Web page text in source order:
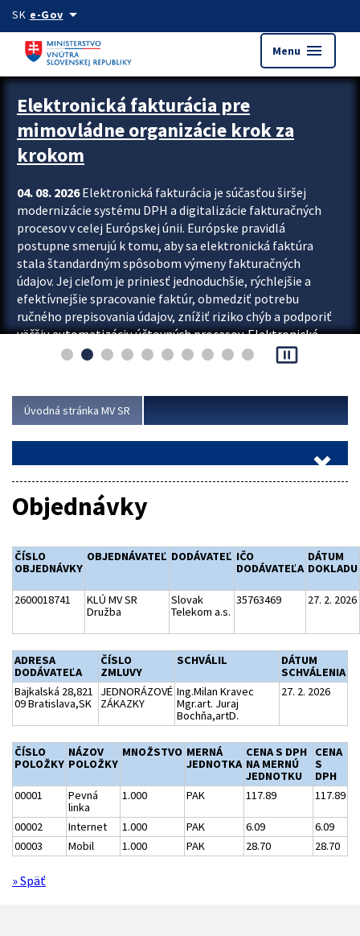
Preskocit na hlavný obsah
SK e-Govarrow_drop_down
Menu menu
Zastavit automatický posun upútavok
Elektronická fakturácia pre
mimovládne organizácie krok za
krokom
04. 08. 2026Elektronická fakturácia je súčasťou širšej
modernizácie systému DPH a digitalizácie fakturačných
procesov v celej Európskej únii. Európske pravidlá
postupne smerujú k tomu, aby sa elektronická faktúra
stala štandardným spôsobom výmeny fakturačných
údajov. Jej cieľom je priniesť jednoduchšie, rýchlejšie a
efektívnejšie spracovanie faktúr, obmedziť potrebu
ručného prepisovania údajov, znížiť riziko chýb a podporiť
väčšiu automatizáciu účtovných procesov. Elektronická
fakturácia preto nepredstavuje...
pause_presentation
Úvodná stránka MV SR
Objednávky
ČÍSLO
OBJEDNÁVKY
OBJEDNÁVATEĽ DODÁVATEĽ IČO
DODÁVATEĽA
DÁTUM
DOKLADU
2600018741
KLÚ MV SR
Družba
Slovak
Telekom a.s.
35763469 27. 2. 2026
ADRESA
DODÁVATEĽA
ČÍSLO
ZMLUVY
SCHVÁLIL
DÁTUM
SCHVÁLENIA
Bajkalská 28,821
09 Bratislava,SK
JEDNORÁZOVÉ
ZÁKAZKY
Ing.Milan Kravec
Mgr.art. Juraj
Bochňa,artD.
27. 2. 2026
ČÍSLO
POLOŽKY
NÁZOV
POLOŽKY
MNOŽSTVO MERNÁ
JEDNOTKA
CENA S DPH
NA MERNÚ
JEDNOTKU
CENA
S
DPH
00001
Pevná
linka
1.000 PAK 117.89 117.89
00002 Internet 1.000 PAK 6.09
6.09
00003
Mobil 1.000 PAK 28.70 28.70
» Späť